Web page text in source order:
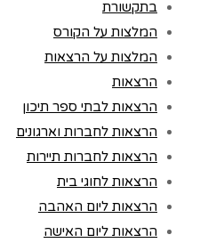
בתקשורת
המלצות על הקורס
המלצות על הרצאות
הרצאות
הרצאות לבתי ספר תיכון
הרצאות לחברות וארגונים
הרצאות לחברות תיירות
הרצאות לחוגי בית
הרצאות ליום האהבה
הרצאות ליום האישה